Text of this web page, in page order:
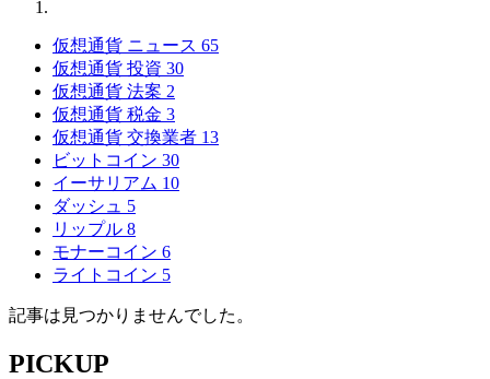
仮想通貨 ニュース 65
仮想通貨 投資 30
仮想通貨 法案 2
仮想通貨 税金 3
仮想通貨 交換業者 13
ビットコイン 30
イーサリアム 10
ダッシュ 5
リップル 8
モナーコイン 6
ライトコイン 5
記事は見つかりませんでした。
PICKUP